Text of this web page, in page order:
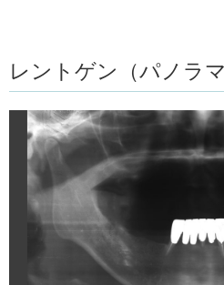
レントゲン（パノラマ